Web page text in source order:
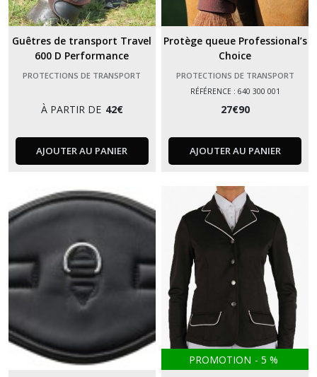
Guêtres de transport Travel
600 D Performance
PROTECTIONS DE TRANSPORT
À PARTIR DE 42€
AJOUTER AU PANIER
Protège queue Professional’s
Choice
PROTECTIONS DE TRANSPORT
RÉFÉRENCE : 640 300 001
27€90
AJOUTER AU PANIER
PROMOTION - 5 %